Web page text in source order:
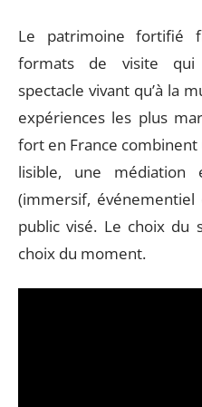
Le patrimoine fortifié
formats de visite qui
spectacle vivant qu’à la
expériences les plus
fort en France
lisible, une
(immersif,
public visé. Le choix du
choix du moment.